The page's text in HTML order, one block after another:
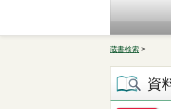
蔵書検索 >
資